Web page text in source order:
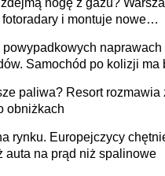
nogę z gazu?
i montuje nowe
naprawach
Samochód po kolizji ma
producenta
paliwa? Resort rozmawia
obniżkach
rynku. Europejczycy
auta na prąd niż spalinowe